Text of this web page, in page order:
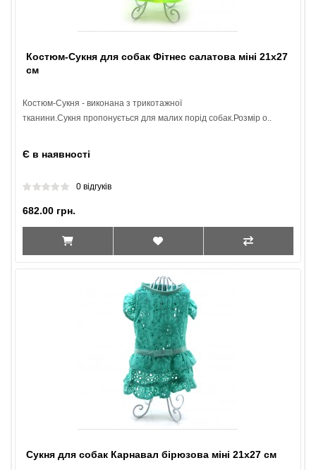
Костюм-Сукня для собак Фітнес салатова міні 21х27
см
Костюм-Сукня - виконана з трикотажної
тканини.Сукня пропонується для малих порід собак.Розмір о..
Є в наявності
0 відгуків
682.00 грн.
Сукня для собак Карнавал бірюзова міні 21х27 см